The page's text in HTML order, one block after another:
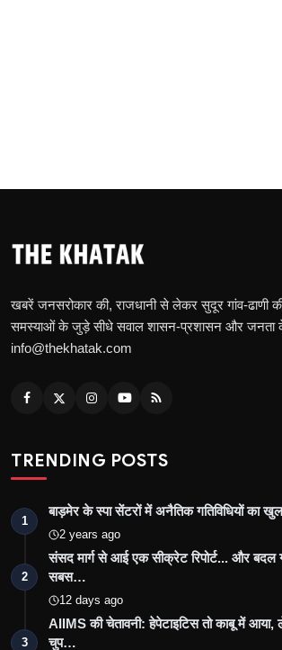
खबरें जनसरोकार की, राजधानी से लेकर सुदूर गांव-ढाणी
समस्याओं के जुड़े सीधे सवाल शासन-प्रशासन और जनता
info@thekhatak.com
TRENDING POSTS
1
बाड़मेर के स्पा सेंटरों में अनैतिक गतिविधियों का
2 years ago
2
संसद मार्ग से आई एक सीक्रेट रिपोर्ट... और बदल
सबस…
12 days ago
3
AIIMS की चेतावनी: हेपेटाइटिस तो काबू में
चुप…